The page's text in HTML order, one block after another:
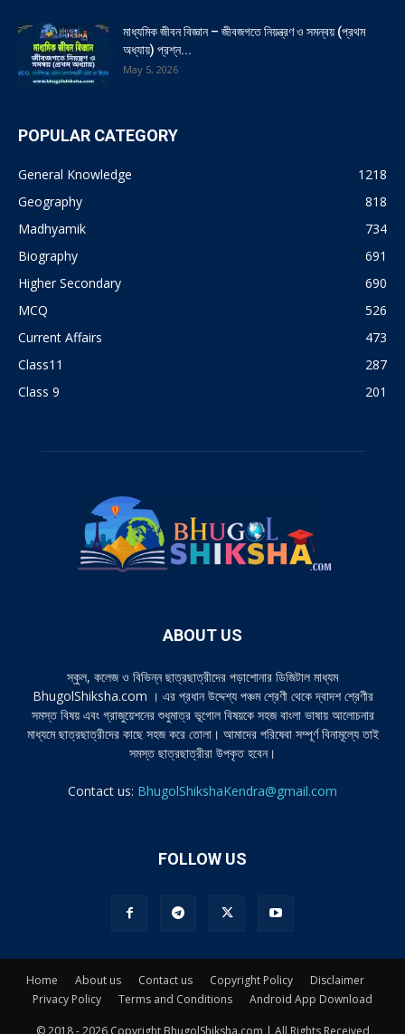
মাধ্যমিক জীবন বিজ্ঞান – জীবজগতে নিয়ন্ত্রণ ও সমন্বয় (প্রথম
অধ্যায়) প্রশ্ন...
May 5, 2026
POPULAR CATEGORY
General Knowledge
1218
Geography
818
Madhyamik
734
Biography
691
Higher Secondary
690
MCQ
526
Current Affairs
473
Class11
287
Class 9
201
ABOUT US
স্কুল, কলেজ ও বিভিন্ন ছাত্রছাত্রীদের পড়াশোনার ডিজিটাল মাধ্যম
BhugolShiksha.com । এর প্রধান উদ্দেশ্য পঞ্চম শ্রেণী থেকে দ্বাদশ শ্রেণীর
সমস্ত বিষয় এবং গ্রাজুয়েশনের শুধুমাত্র ভূগোল বিষয়কে সহজ বাংলা ভাষায় আলোচনার
মাধ্যমে ছাত্রছাত্রীদের কাছে সহজ করে তোলা। আমাদের পরিষেবা সম্পূর্ণ বিনামূল্যে তাই
সমস্ত ছাত্রছাত্রীরা উপকৃত হবেন।
Contact us: BhugolShikshaKendra@gmail.com
FOLLOW US
Home About us Contact us Copyright Policy
Disclaimer
Privacy Policy
Terms and Conditions Android App Download
© 2018 - 2026 Copyright BhugolShiksha.com | All Rights Received